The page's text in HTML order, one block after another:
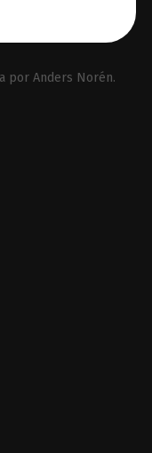
por Anders Norén.